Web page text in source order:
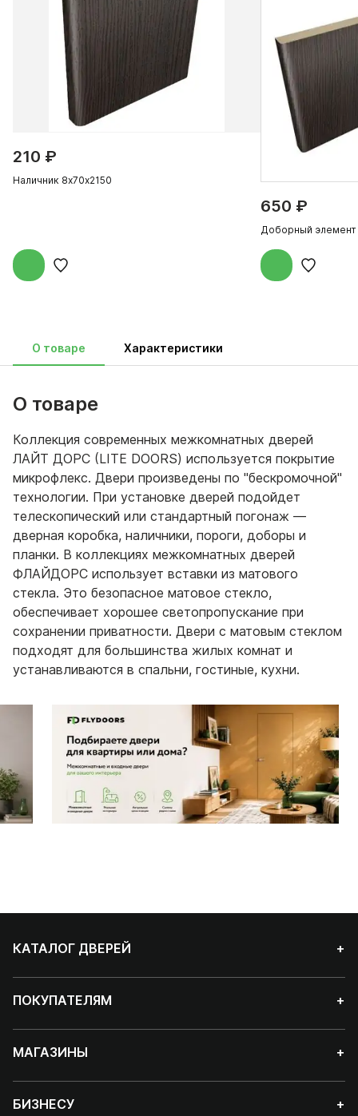
210 ₽
Наличник 8х70х2150
650 ₽
Доборный элемент
О товаре Характеристики
О товаре
Коллекция современных межкомнатных дверей
ЛАЙТ ДОРС (LITE DOORS) используется покрытие
микрофлекс. Двери произведены по "бескромочной"
технологии. При установке дверей подойдет
телескопический или стандартный погонаж —
дверная коробка, наличники, пороги, доборы и
планки. В коллекциях межкомнатных дверей
ФЛАЙДОРС использует вставки из матового
стекла. Это безопасное матовое стекло,
обеспечивает хорошее светопропускание при
сохранении приватности. Двери с матовым стеклом
подходят для большинства жилых комнат и
устанавливаются в спальни, гостиные, кухни.
КАТАЛОГ ДВЕРЕЙ +
ПОКУПАТЕЛЯМ +
МАГАЗИНЫ +
БИЗНЕСУ +